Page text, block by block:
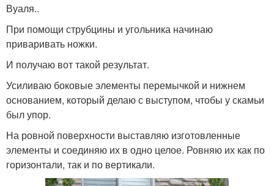
Вуаля..
При помощи струбцины и угольника начинаю
приваривать ножки.
И получаю вот такой результат.
Усиливаю боковые элементы перемычкой и нижнем
основанием, который делаю с выступом, чтобы у скамьи
был упор.
На ровной поверхности выставляю изготовленные
элементы и соединяю их в одно целое. Ровняю их как по
горизонтали, так и по вертикали.